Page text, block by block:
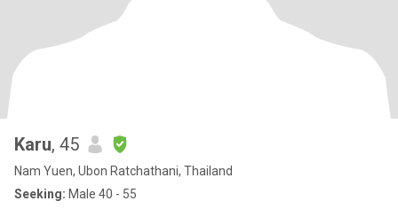
Karu, 45
Nam Yuen, Ubon Ratchathani, Thailand
Seeking: Male 40 - 55